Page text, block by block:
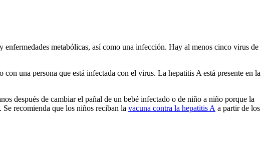
metabólicas, así como una infección. Hay al menos cinco virus de
una persona que está infectada con el virus. La hepatitis A está presente en la
después de cambiar el pañal de un bebé infectado o de niño a niño porque la
recomienda que los niños reciban la vacuna contra la hepatitis A a partir de los